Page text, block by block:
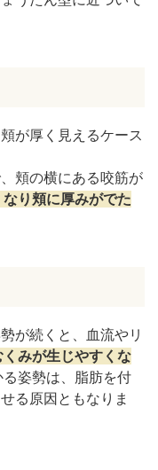
が厚く見えるケース
頬の横にある咬筋が
り頬に厚みがでた
が続くと、血流やリ
くみが生じやすくな
姿勢は、脂肪を付
る原因ともなりま